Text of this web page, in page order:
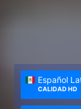
Español
CALIDAD HD